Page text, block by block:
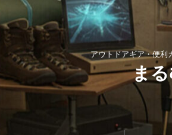
アウトドアギア・便利
ま